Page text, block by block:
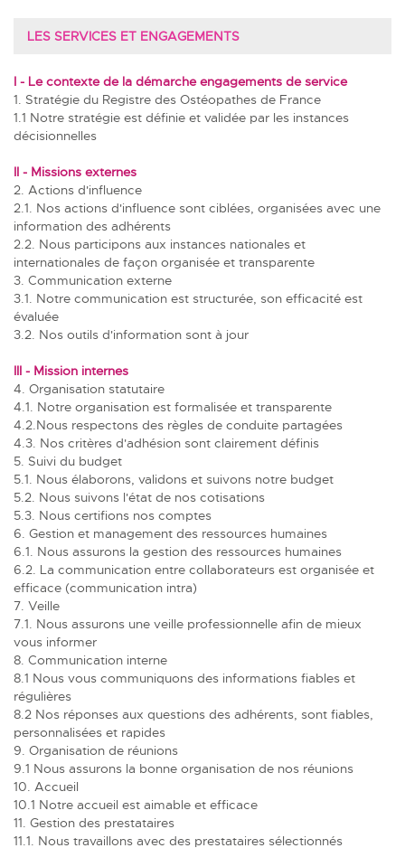
LES SERVICES ET ENGAGEMENTS
I - Le contexte de la démarche engagements de service
1. Stratégie du Registre des Ostéopathes de France
1.1 Notre stratégie est définie et validée par les instances
décisionnelles
II - Missions externes
2. Actions d'influence
2.1. Nos actions d'influence sont ciblées, organisées avec une
information des adhérents
2.2. Nous participons aux instances nationales et
internationales de façon organisée et transparente
3. Communication externe
3.1. Notre communication est structurée, son efficacité est
évaluée
3.2. Nos outils d'information sont à jour
III - Mission internes
4. Organisation statutaire
4.1. Notre organisation est formalisée et transparente
4.2.Nous respectons des règles de conduite partagées
4.3. Nos critères d'adhésion sont clairement définis
5. Suivi du budget
5.1. Nous élaborons, validons et suivons notre budget
5.2. Nous suivons l'état de nos cotisations
5.3. Nous certifions nos comptes
6. Gestion et management des ressources humaines
6.1. Nous assurons la gestion des ressources humaines
6.2. La communication entre collaborateurs est organisée et
efficace (communication intra)
7. Veille
7.1. Nous assurons une veille professionnelle afin de mieux
vous informer
8. Communication interne
8.1 Nous vous communiquons des informations fiables et
régulières
8.2 Nos réponses aux questions des adhérents, sont fiables,
personnalisées et rapides
9. Organisation de réunions
9.1 Nous assurons la bonne organisation de nos réunions
10. Accueil
10.1 Notre accueil est aimable et efficace
11. Gestion des prestataires
11.1. Nous travaillons avec des prestataires sélectionnés